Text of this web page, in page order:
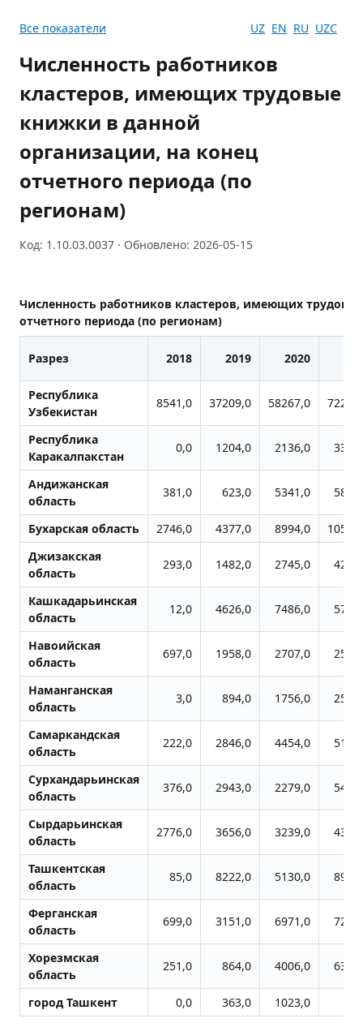
Все показатели UZ EN RU UZC
Численность работников
кластеров, имеющих трудовые
книжки в данной
организации, на конец
отчетного периода (по
регионам)
Код: 1.10.03.0037 · Обновлено: 2026-05-15
Численность работников кластеров, имеющих
отчетного периода (по регионам)
Разрез 2018 2019 2020
Республика
Узбекистан
8541,0 37209,0 58267,0
Республика
Каракалпакстан
0,0 1204,0 2136,0
Андижанская
область
381,0 623,0 5341,0
Бухарская область 2746,0 4377,0 8994,0
Джизакская
область
293,0 1482,0 2745,0
Кашкадарьинская
область
12,0 4626,0 7486,0
Навоийская
область
697,0 1958,0 2707,0
Наманганская
область
3,0 894,0 1756,0
Самаркандская
область
222,0 2846,0 4454,0
Сурхандарьинская
область
376,0 2943,0 2279,0
Сырдарьинская
область
2776,0 3656,0 3239,0
Ташкентская
область
85,0 8222,0 5130,0
Ферганская
область
699,0 3151,0 6971,0
Хорезмская
область
251,0 864,0 4006,0
город Ташкент 0,0 363,0 1023,0